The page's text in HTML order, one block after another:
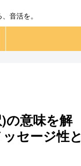
音活を。
の意味を解
セージ性と